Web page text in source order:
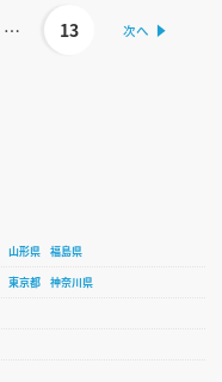
… 13
山形県
福島県
東京都
神奈川県